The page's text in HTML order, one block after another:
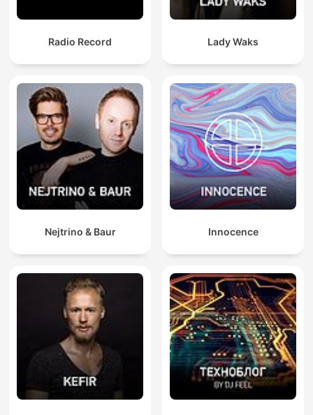
Radio Record Lady Waks
Nejtrino & Baur Innocence